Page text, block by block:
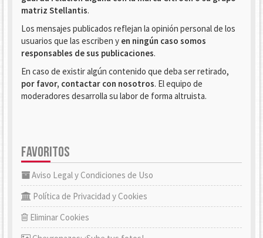
matriz Stellantis.
Los mensajes publicados reflejan la opinión personal de los
usuarios que las escriben y en ningún caso somos
responsables de sus publicaciones.
En caso de existir algún contenido que deba ser retirado,
por favor, contactar con nosotros. El equipo de
moderadores desarrolla su labor de forma altruista.
FAVORITOS
Aviso Legal y Condiciones de Uso
Política de Privacidad y Cookies
Eliminar Cookies